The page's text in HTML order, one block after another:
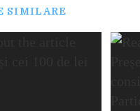
SIMILARE